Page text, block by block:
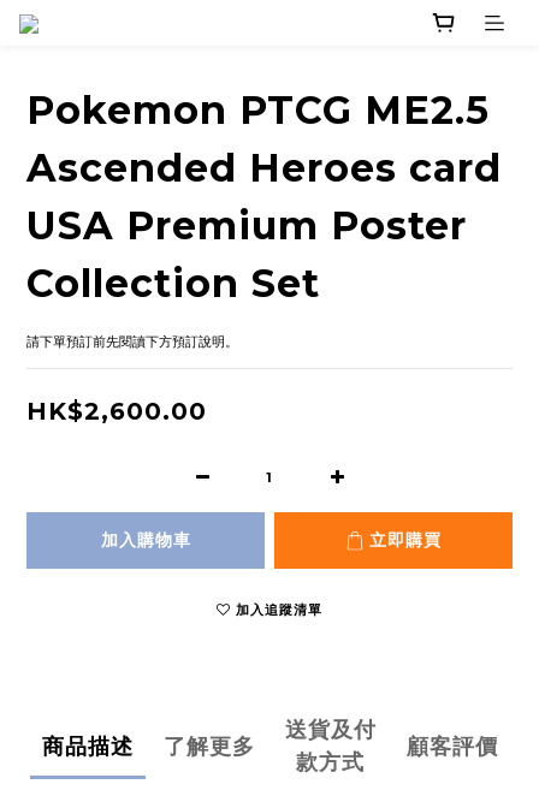
Pokemon PTCG ME2.5
Ascended Heroes card
USA Premium Poster
Collection Set
請下單預訂前先閱讀下方預訂說明。
HK$2,600.00
加入購物車 立即購買
加入追蹤清單
商品描述 了解更多
送貨及付
款方式
顧客評價